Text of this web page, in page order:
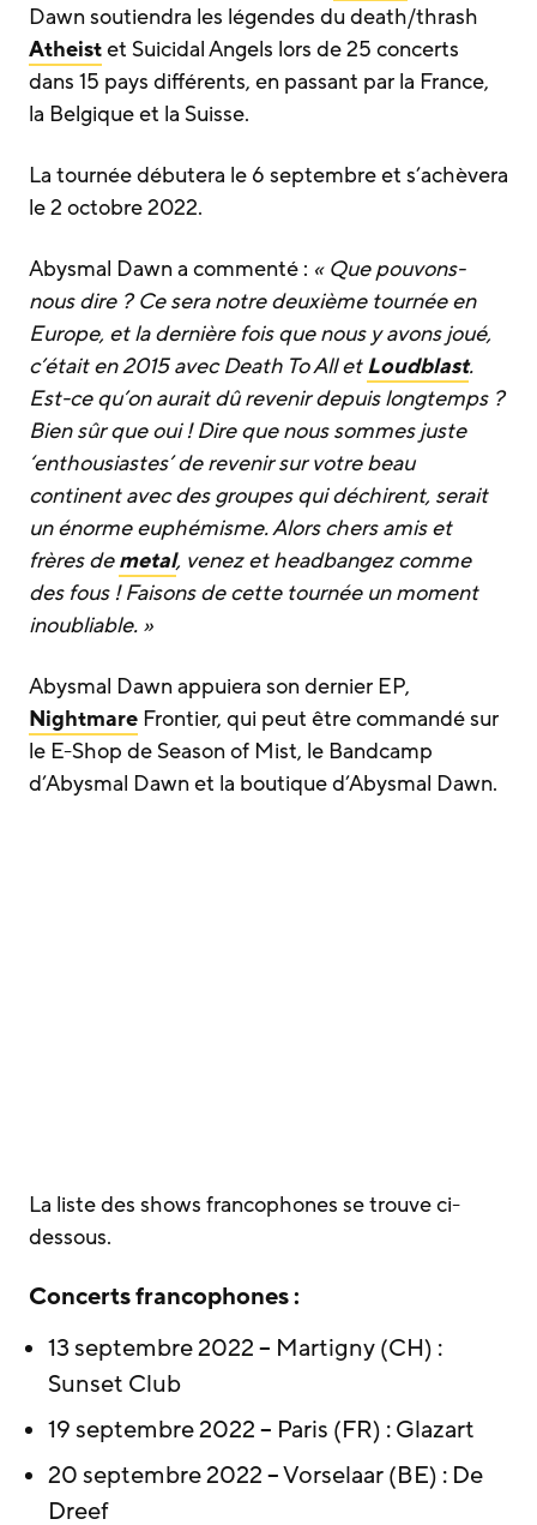
Dawn soutiendra les légendes du death/thrash
Atheistet Suicidal Angels lors de 25 concerts
dans 15 pays différents, en passant par la France,
la Belgique et la Suisse.
La tournée débutera le 6 septembre et s’achèvera
le 2 octobre 2022.
Abysmal Dawn a commenté : « Que pouvons-
nous dire ? Ce sera notre deuxième tournée en
Europe, et la dernière fois que nous y avons joué,
c’était en 2015 avec Death To All etLoudblast.
Est-ce qu’on aurait dû revenir depuis longtemps ?
Bien sûr que oui ! Dire que nous sommes juste
‘enthousiastes’ de revenir sur votre beau
continent avec des groupes qui déchirent, serait
un énorme euphémisme. Alors chers amis et
frères demetal, venez et headbangez comme
des fous ! Faisons de cette tournée un moment
inoubliable. »
Abysmal Dawn appuiera son dernier EP,
Nightmare Frontier, qui peut être commandé sur
le E-Shop de Season of Mist, le Bandcamp
d’Abysmal Dawn et la boutique d’Abysmal Dawn.
La liste des shows francophones se trouve ci-
dessous.
Concerts francophones :
13 septembre 2022 – Martigny (CH) :
Sunset Club
19 septembre 2022 – Paris (FR) : Glazart
20 septembre 2022 – Vorselaar (BE) : De
Dreef